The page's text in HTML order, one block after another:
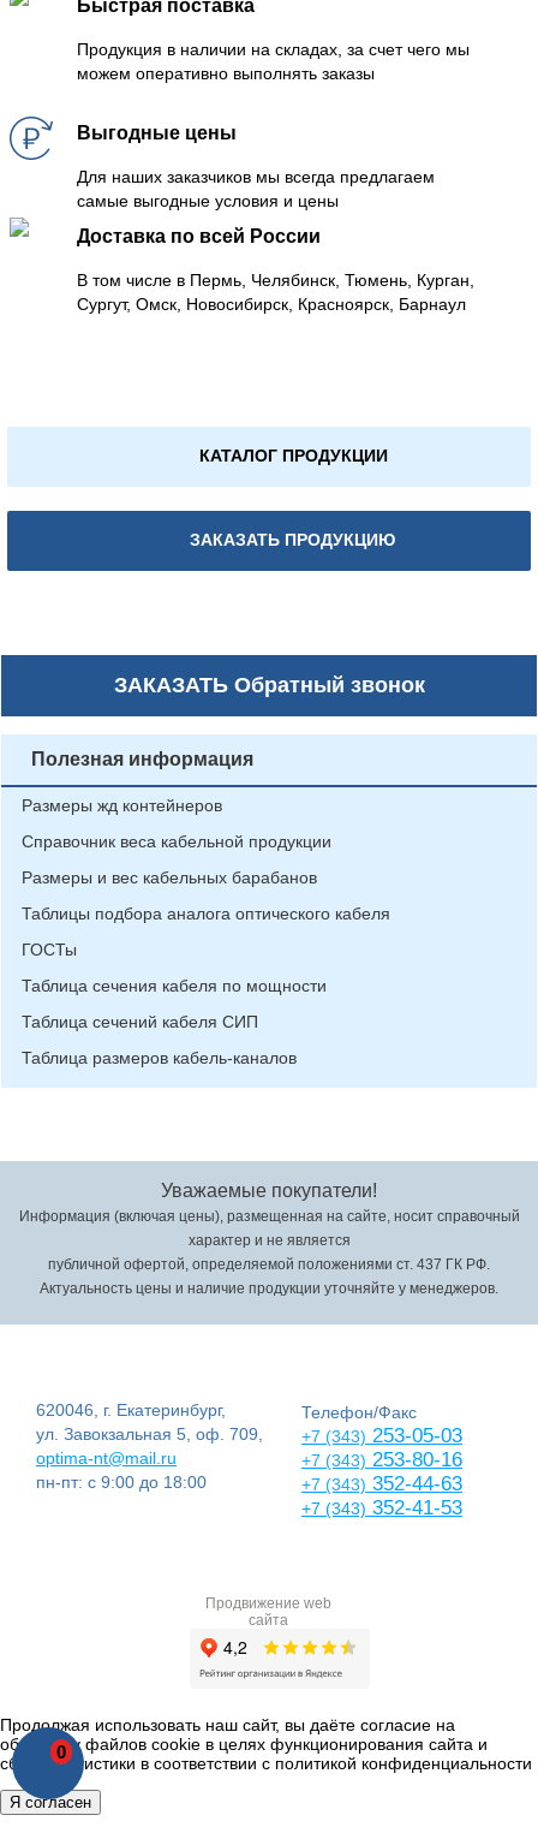
Быстрая поставка
Продукция в наличии на складах, за счет чего мы
можем оперативно выполнять заказы
Выгодные цены
Для наших заказчиков мы всегда предлагаем
самые выгодные условия и цены
Доставка по всей России
В том числе в Пермь, Челябинск, Тюмень, Курган,
Сургут, Омск, Новосибирск, Красноярск, Барнаул
КАТАЛОГ ПРОДУКЦИИ
ЗАКАЗАТЬ ПРОДУКЦИЮ
ЗАКАЗАТЬОбратный звонок
0
Полезная информация
Размеры жд контейнеров
Справочник веса кабельной продукции
Размеры и вес кабельных барабанов
Таблицы подбора аналога оптического кабеля
ГОСТы
Таблица сечения кабеля по мощности
Таблица сечений кабеля СИП
Таблица размеров кабель-каналов
Уважаемые покупатели!
Информация (включая цены), размещенная на сайте, носит справочный
характер и не является
публичной офертой, определяемой положениями ст. 437 ГК РФ.
Актуальность цены и наличие продукции уточняйте у менеджеров.
620046, г. Екатеринбург,
ул. Завокзальная 5, оф. 709,
optima-nt@mail.ru
пн-пт: с 9:00 до 18:00
Телефон/Факс
+7 (343) 253-05-03
+7 (343) 253-80-16
+7 (343) 352-44-63
+7 (343) 352-41-53
Продвижение web
сайта
Продолжая использовать наш сайт, вы даёте согласие на
обработку файлов cookie в целях функционирования сайта и
сбора статистики в соответствии с политикой конфиденциальности
Я согласен